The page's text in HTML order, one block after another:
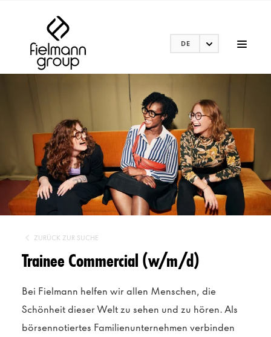
DE
ZURÜCK ZUR SUCHE
Trainee Commercial (w/m/d)
Bei Fielmann helfen wir allen Menschen, die
Schönheit dieser Welt zu sehen und zu hören. Als
börsennotiertes Familienunternehmen verbinden